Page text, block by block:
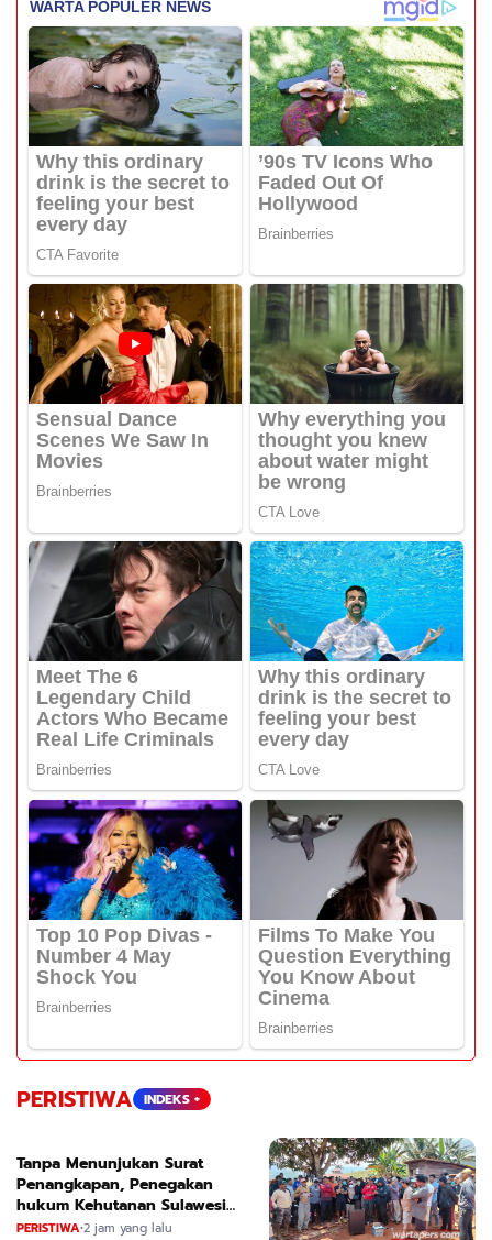
PERISTIWA INDEKS +
Tanpa Menunjukan Surat
Penangkapan, Penegakan
hukum Kehutanan Sulawesi
Selatan Culik Petani Ladah Di
PERISTIWA•2 jam yang lalu